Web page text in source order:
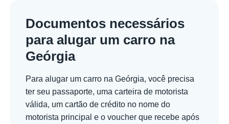
Documentos necessários
para alugar um carro na
Geórgia
Para alugar um carro na Geórgia, você precisa
ter seu passaporte, uma carteira de motorista
válida, um cartão de crédito no nome do
motorista principal e o voucher que recebe após